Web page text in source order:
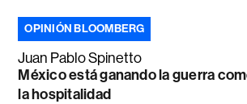
OPINIÓN BLOOMBERG
Juan Pablo Spinetto
México está ganando la guerra
la hospitalidad